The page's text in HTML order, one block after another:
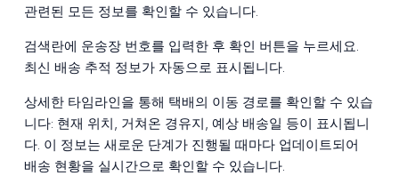
관련된 모든 정보를 확인할 수 있습니다.
검색란에 운송장 번호를 입력한 후 확인 버튼을 누르세요.
최신 배송 추적 정보가 자동으로 표시됩니다.
상세한 타임라인을 통해 택배의 이동 경로를 확인할 수 있습
니다: 현재 위치, 거쳐온 경유지, 예상 배송일 등이 표시됩니
다. 이 정보는 새로운 단계가 진행될 때마다 업데이트되어
배송 현황을 실시간으로 확인할 수 있습니다.